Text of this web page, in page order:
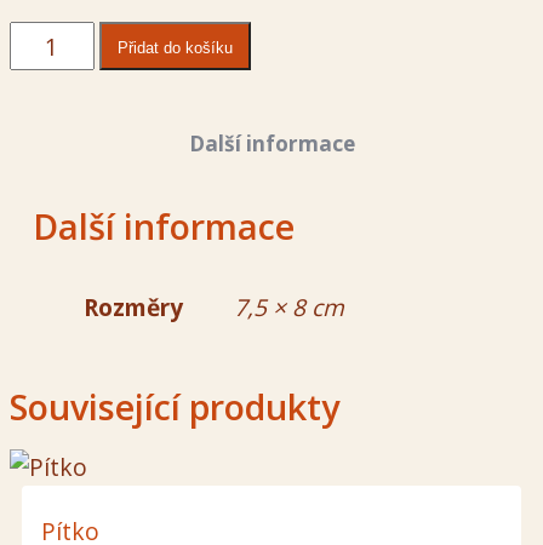
Srdce
dvojice
Přidat do košíku
Další informace
Další informace
Rozměry 7,5 × 8 cm
Související produkty
Pítko